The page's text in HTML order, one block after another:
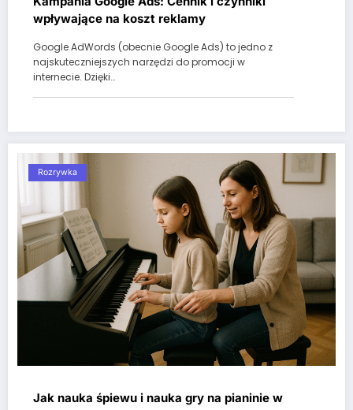
wpływające na koszt reklamy
Google AdWords (obecnie Google Ads) to jedno z
najskuteczniejszych narzędzi do promocji w
internecie. Dzięki…
Rozrywka
Jak nauka śpiewu i nauka gry na pianinie w